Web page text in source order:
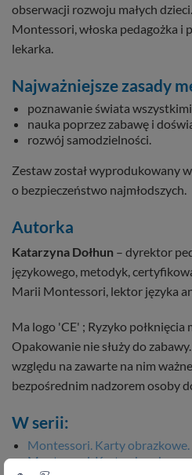
obserwacji rozwoju małych
Montessori, włoska pedagożka i
lekarka.
Najważniejsze zasady
poznawanie świata wszystkimi
nauka poprzez zabawę i
rozwój samodzielności.
Zestaw został wyprodukowany
o bezpieczeństwo najmłodszych.
Autorka
Katarzyna Dołhun – dyrektor
językowego, metodyk,
Marii Montessori, lektor języka
Ma logo 'CE' ; Ryzyko połknięcia
Opakowanie nie służy do
względu na zawarte na nim
bezpośrednim nadzorem osoby
W serii:
Montessori. Karty obrazkowe.
Montessori. Karty